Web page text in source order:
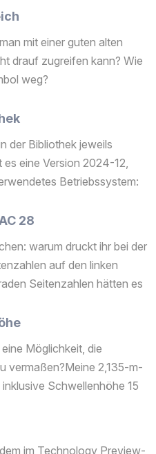
mit einer guten alten
drauf zugreifen kann? Wie
weg?
der Bibliothek jeweils
eine Version 2024-12,
Betriebssystem:
28
warum druckt ihr bei der
auf den linken
Seitenzahlen hätten es
xxx
Möglichkeit, die
vermaßen?Meine 2,135-m-
Schwellenhöhe 15
aber kein Ergebnis
im Technology Preview-